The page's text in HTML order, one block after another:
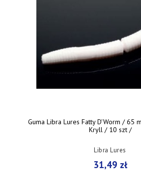
Guma Libra Lures Fatty D'Worm / 65
Kryll / 10 szt /
Libra Lures
31,49 zł